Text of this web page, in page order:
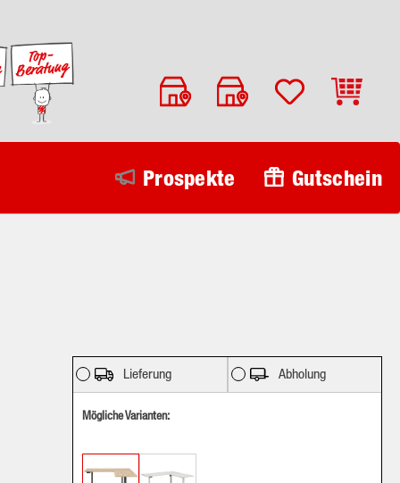
Prospekte Gutschein
Lieferung Abholung
Mögliche Varianten: